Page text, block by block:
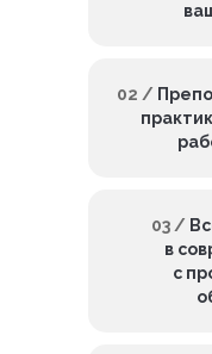
02 /
03 /
в
с